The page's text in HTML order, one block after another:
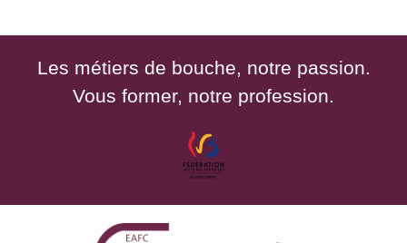
Les métiers de bouche, notre passion.
Vous former, notre profession.